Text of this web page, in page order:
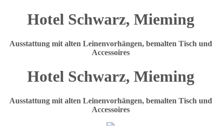
Hotel Schwarz, Mieming
Ausstattung mit alten Leinenvorhängen, bemalten Tisch und
Accessoires
Hotel Schwarz, Mieming
Ausstattung mit alten Leinenvorhängen, bemalten Tisch und
Accessoires